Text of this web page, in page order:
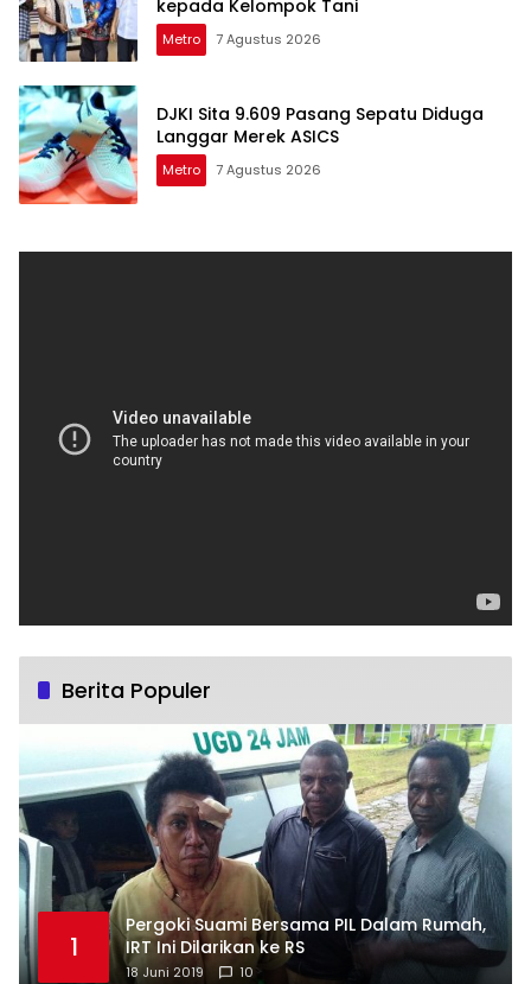
kepada Kelompok Tani
Metro 7 Agustus 2026
DJKI Sita 9.609 Pasang Sepatu Diduga
Langgar Merek ASICS
Metro 7 Agustus 2026
Berita Populer
1
Pergoki Suami Bersama PIL Dalam Rumah,
IRT Ini Dilarikan ke RS
18 Juni 2019 10